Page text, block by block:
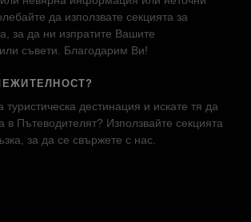
да използвате секцията за
за да ни изпратите Вашите
съвети. Благодарим Ви!
туристическа дестинация и искате тя да
в Пътеводителят? Използвайте секцията
за да се свържете с нас.